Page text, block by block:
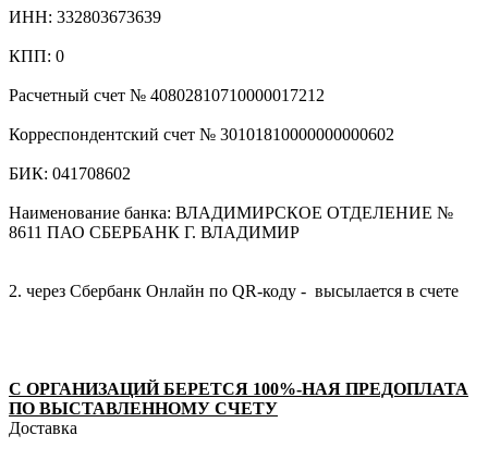
ИНН: 332803673639
КПП: 0
Расчетный счет № 40802810710000017212
Корреспондентский счет № 30101810000000000602
БИК: 041708602
Наименование банка: ВЛАДИМИРСКОЕ ОТДЕЛЕНИЕ №
8611 ПАО СБЕРБАНК Г. ВЛАДИМИР
2. через Сбербанк Онлайн по QR-коду - высылается в счете
С ОРГАНИЗАЦИЙ БЕРЕТСЯ 100%-НАЯ ПРЕДОПЛАТА
ПО ВЫСТАВЛЕННОМУ СЧЕТУ
Доставка